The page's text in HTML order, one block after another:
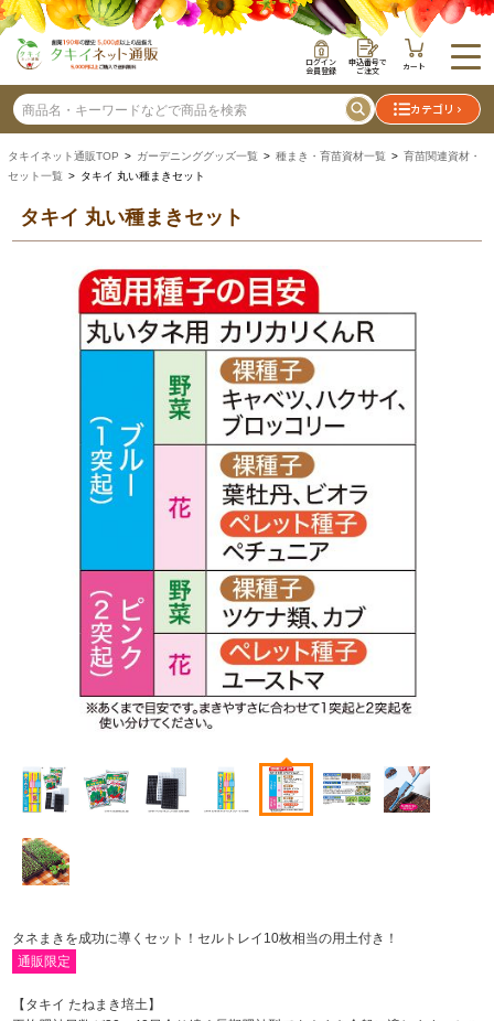
ログイン
会員登録
申込番号で
ご注文 カート
カテゴリ
タキイネット通販TOP > ガーデニンググッズ一覧 > 種まき・育苗資材一覧 > 育苗関連資材・
セット一覧 > タキイ 丸い種まきセット
タキイ 丸い種まきセット
タネまきを成功に導くセット！セルトレイ10枚相当の用土付き！
通販限定
【タキイ たねまき培土】